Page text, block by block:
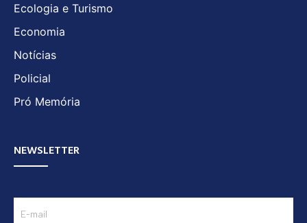
Ecologia e Turismo
Economia
Notícias
Policial
Pró Memória
NEWSLETTER